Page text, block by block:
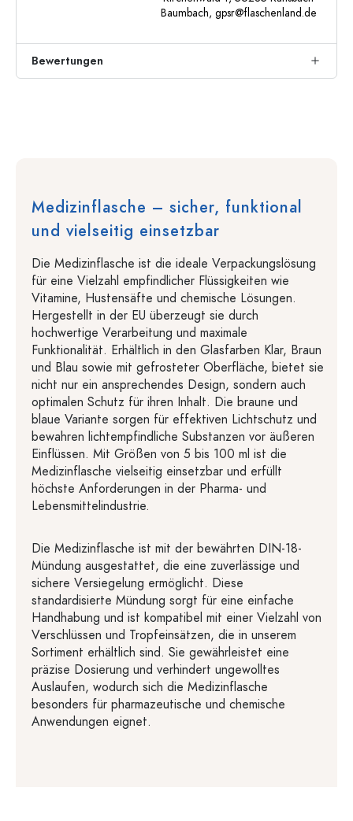
Baumbach, gpsr@flaschenland.de
Bewertungen
Medizinflasche – sicher, funktional
und vielseitig einsetzbar
Die Medizinflasche ist die ideale Verpackungslösung
für eine Vielzahl empfindlicher Flüssigkeiten wie
Vitamine, Hustensäfte und chemische Lösungen.
Hergestellt in der EU überzeugt sie durch
hochwertige Verarbeitung und maximale
Funktionalität. Erhältlich in den Glasfarben Klar, Braun
und Blau sowie mit gefrosteter Oberfläche, bietet sie
nicht nur ein ansprechendes Design, sondern auch
optimalen Schutz für ihren Inhalt. Die braune und
blaue Variante sorgen für effektiven Lichtschutz und
bewahren lichtempfindliche Substanzen vor äußeren
Einflüssen. Mit Größen von 5 bis 100 ml ist die
Medizinflasche vielseitig einsetzbar und erfüllt
höchste Anforderungen in der Pharma- und
Lebensmittelindustrie.
Die Medizinflasche ist mit der bewährten DIN-18-
Mündung ausgestattet, die eine zuverlässige und
sichere Versiegelung ermöglicht. Diese
standardisierte Mündung sorgt für eine einfache
Handhabung und ist kompatibel mit einer Vielzahl von
Verschlüssen und Tropfeinsätzen, die in unserem
Sortiment erhältlich sind. Sie gewährleistet eine
präzise Dosierung und verhindert ungewolltes
Auslaufen, wodurch sich die Medizinflasche
besonders für pharmazeutische und chemische
Anwendungen eignet.